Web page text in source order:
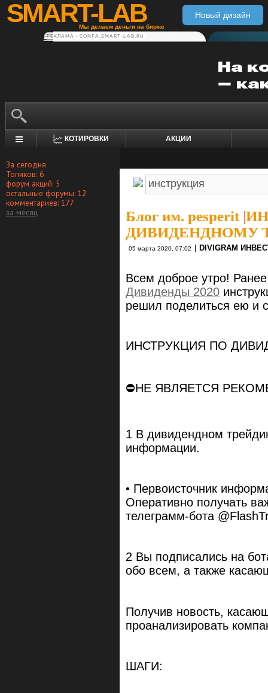
SMART-LAB
Мы делаем деньги на бирже
Новый дизайн
РЕКЛАМА • CONFA.SMART-LAB.RU
КОТИРОВКИ АКЦИИ
За сегодня
Топиков: 6
форум акций: 5
остальные форумы: 12
комментариев: 177
за месяц
Блог им. pesperit|
ДИВИДЕНДНОМУ
05 марта 2020, 07:02 DIVIGRAM
Всем доброе утро!
Дивиденды 2020
решил поделиться ею и
ИНСТРУКЦИЯ ПО
⛔НЕ ЯВЛЯЕТСЯ
1 В дивидендном
информации.
• Первоисточник
Оперативно получать
телеграмм-бота
2 Вы подписались на
обо всем, а также
Получив новость,
проанализировать
ШАГИ: